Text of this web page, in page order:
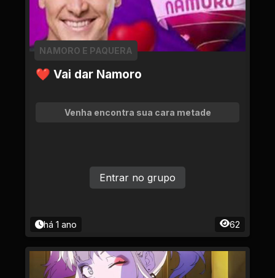
❤ Vai dar Namoro
NAMORO E PAQUERA
Venha encontra sua cara metade
há 1 ano 62
Entrar no grupo